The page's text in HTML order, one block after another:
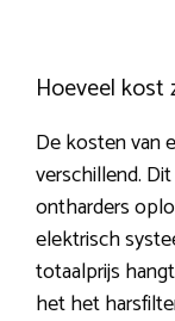
Hoeveel kost
De kosten van
verschillend.
ontharders
elektrisch
totaalprijs
het het